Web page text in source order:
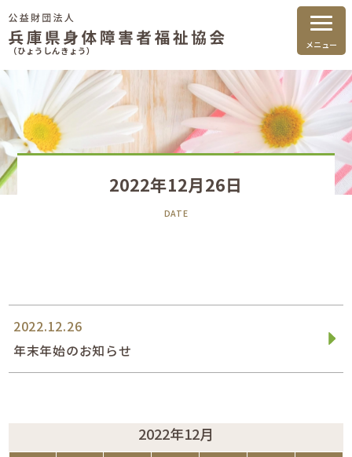
（ひょうしんきょう）
メニュー
2022年12月26日
DATE
2022.12.26
年末年始のお知らせ
2022年12月